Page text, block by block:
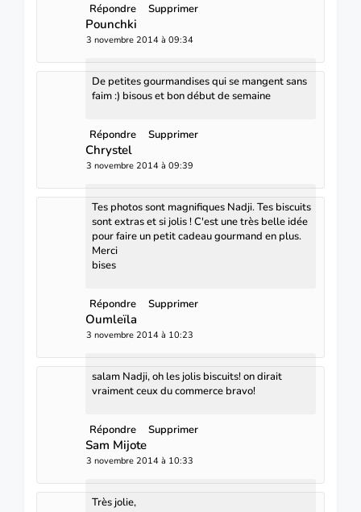
Répondre Supprimer
Pounchki
3 novembre 2014 à 09:34
De petites gourmandises qui se mangent sans
faim :) bisous et bon début de semaine
Répondre Supprimer
Chrystel
3 novembre 2014 à 09:39
Tes photos sont magnifiques Nadji. Tes biscuits
sont extras et si jolis ! C'est une très belle idée
pour faire un petit cadeau gourmand en plus.
Merci
bises
Répondre Supprimer
Oumleïla
3 novembre 2014 à 10:23
salam Nadji, oh les jolis biscuits! on dirait
vraiment ceux du commerce bravo!
Répondre Supprimer
Sam Mijote
3 novembre 2014 à 10:33
Très jolie,